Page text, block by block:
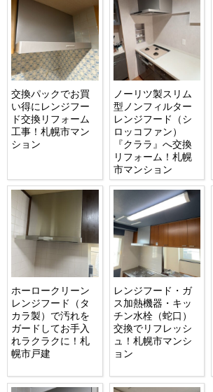
交換パックでお買
い得にレンジフー
ド交換リフォーム
工事！札幌市マン
ション
ノーリツ製スリム
型ノンフィルター
レンジフード（シ
ロッコファン）
『クララ』へ交換
リフォーム！札幌
市マンション
ホーロークリーン
レンジフード（タ
カラ製）で汚れを
ガードしてお手入
れラクラクに！札
幌市戸建
レンジフード・ガ
ス加熱機器・キッ
チン水栓（蛇口）
交換でリフレッシ
ュ！札幌市マンシ
ョン